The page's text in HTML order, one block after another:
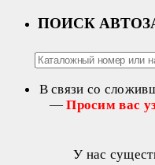
ПОИСК
В связи со
—Просим вас
У нас